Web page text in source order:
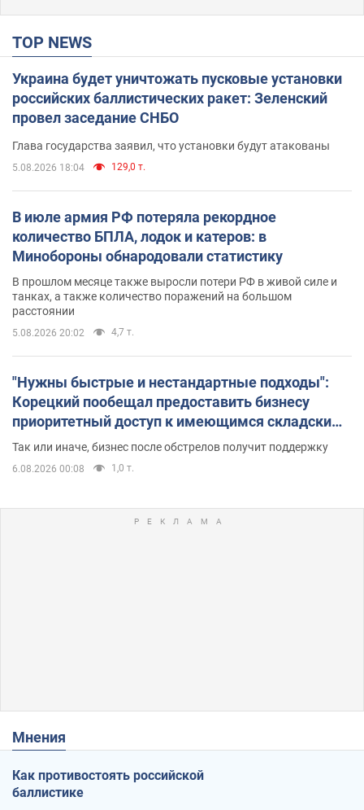
TOP NEWS
Украина будет уничтожать пусковые установки
российских баллистических ракет: Зеленский
провел заседание СНБО
Глава государства заявил, что установки будут атакованы
5.08.2026 18:04 129,0 т.
В июле армия РФ потеряла рекордное
количество БПЛА, лодок и катеров: в
Минобороны обнародовали статистику
В прошлом месяце также выросли потери РФ в живой силе и
танках, а также количество поражений на большом
расстоянии
5.08.2026 20:02 4,7 т.
"Нужны быстрые и нестандартные подходы":
Корецкий пообещал предоставить бизнесу
приоритетный доступ к имеющимся складским
помещениям
Так или иначе, бизнес после обстрелов получит поддержку
6.08.2026 00:08 1,0 т.
Мнения
Как противостоять российской
баллистике